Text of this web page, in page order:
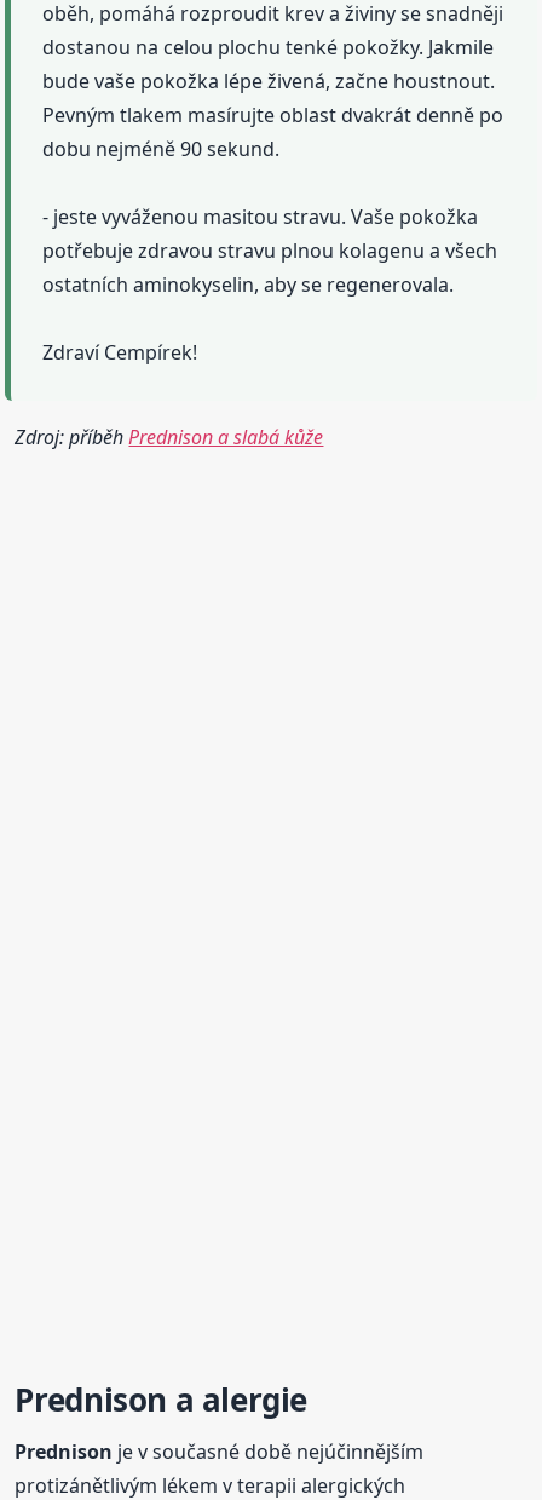
oběh, pomáhá rozproudit krev a živiny se snadněji
dostanou na celou plochu tenké pokožky. Jakmile
bude vaše pokožka lépe živená, začne houstnout.
Pevným tlakem masírujte oblast dvakrát denně po
dobu nejméně 90 sekund.
- jeste vyváženou masitou stravu. Vaše pokožka
potřebuje zdravou stravu plnou kolagenu a všech
ostatních aminokyselin, aby se regenerovala.
Zdraví Cempírek!
Zdroj: příběhPrednison a slabá kůže
Prednison a alergie
Prednison je v současné době nejúčinnějším
protizánětlivým lékem v terapii alergických